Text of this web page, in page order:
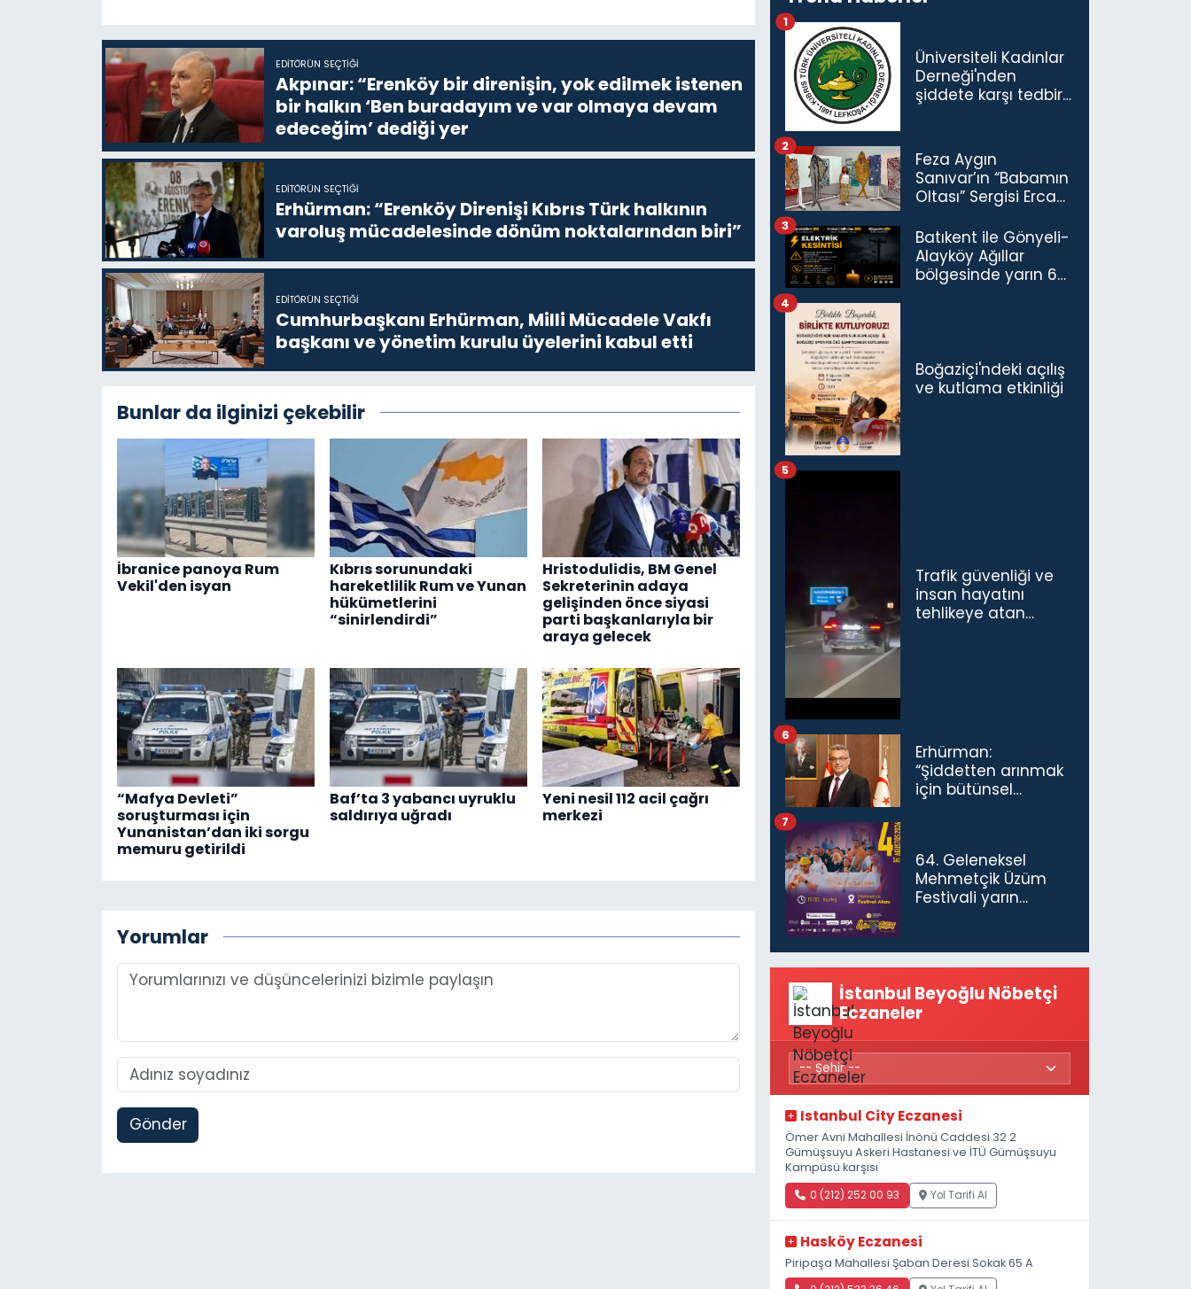
EDITÖRÜN SEÇTIĞI
Akpınar: “Erenköy bir direnişin, yok edilmek istenen
bir halkın ‘Ben buradayım ve var olmaya devam
edeceğim’ dediği yer
EDITÖRÜN SEÇTIĞI
Erhürman: “Erenköy Direnişi Kıbrıs Türk halkının
varoluş mücadelesinde dönüm noktalarından biri”
EDITÖRÜN SEÇTIĞI
Cumhurbaşkanı Erhürman, Milli Mücadele Vakfı
başkanı ve yönetim kurulu üyelerini kabul etti
Bunlar da ilginizi çekebilir
İbranice panoya Rum
Vekil'den isyan
Kıbrıs sorunundaki
hareketlilik Rum ve Yunan
hükümetlerini
“sinirlendirdi”
Hristodulidis, BM Genel
Sekreterinin adaya
gelişinden önce siyasi
parti başkanlarıyla bir
araya gelecek
“Mafya Devleti”
soruşturması için
Yunanistan’dan iki sorgu
memuru getirildi
Baf’ta 3 yabancı uyruklu
saldırıya uğradı
Yeni nesil 112 acil çağrı
merkezi
Yorumlar
Gönder
Üniversiteli Kadınlar
Derneği'nden
şiddete karşı tedbir
1
Feza Aygın
Sanıvar’ın “Babamın
Oltası” Sergisi Ercan
Açıldı
2
Batıkent ile Gönyeli-
Alayköy Ağıllar
bölgesinde yarın 6
3
Boğaziçi'ndeki açılış
ve kutlama etkinliği
4
Trafik güvenliği ve
insan hayatını
tehlikeye atan
5
Erhürman:
“Şiddetten arınmak
için bütünsel
6
64. Geleneksel
Mehmetçik Üzüm
Festivali yarın
7
İstanbul Beyoğlu Nöbetçi
Eczaneler
Istanbul City Eczanesi
Ömer Avni Mahallesi İnönü Caddesi 32 2
Gümüşsuyu Askeri Hastanesi ve İTÜ Gümüşsuyu
Kampüsü karşısı
0 (212) 252 00 93 Yol Tarifi Al
Hasköy Eczanesi
Piripaşa Mahallesi Şaban Deresi Sokak 65 A